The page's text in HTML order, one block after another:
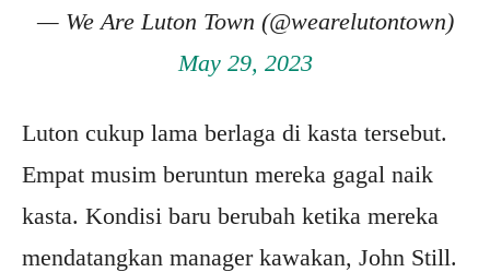
— We Are Luton Town (@wearelutontown)
May 29, 2023
Luton cukup lama berlaga di kasta tersebut.
Empat musim beruntun mereka gagal naik
kasta. Kondisi baru berubah ketika mereka
mendatangkan manager kawakan, John Still.